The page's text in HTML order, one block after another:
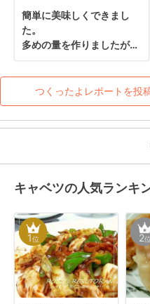
簡単に美味しくできまし
た。
多めの量を作りましたが、
た！
つくったよレポートを投
キャベツの人気ランキ
1位 2位